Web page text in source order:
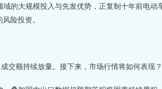
的大规模投入与先发优势，正复制十年前电动
险投资。
交额持续放量。接下来，市场行情将如何表现？